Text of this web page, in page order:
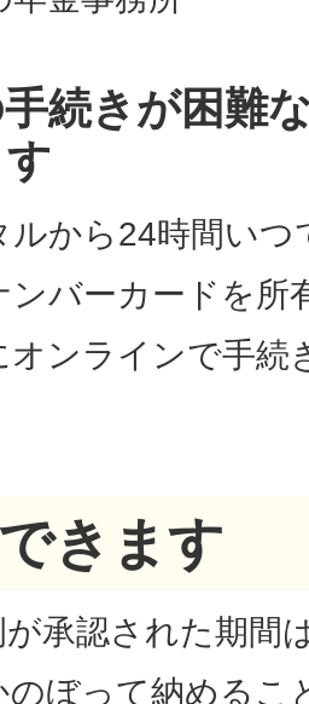
続きが困難
ルから24時間いつ
ンバーカードを所
オンラインで手続
きます
承認された期間
のぼって納めるこ